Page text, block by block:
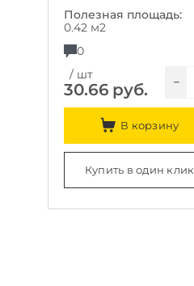
Полезная площадь:
0.42 м2
0
/ шт
30.66 руб. −
В корзину
Купить в один клик